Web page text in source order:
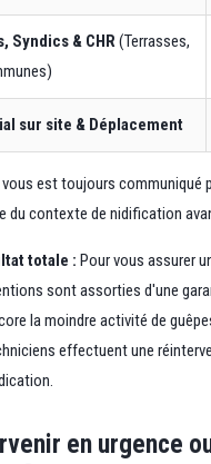
Syndics & CHR(Terrasses,
sur site & Déplacement
est toujours communiqué
du contexte de nidification
totale : Pour vous assurer
sont assorties d'une
la moindre activité de
effectuent une
en urgence